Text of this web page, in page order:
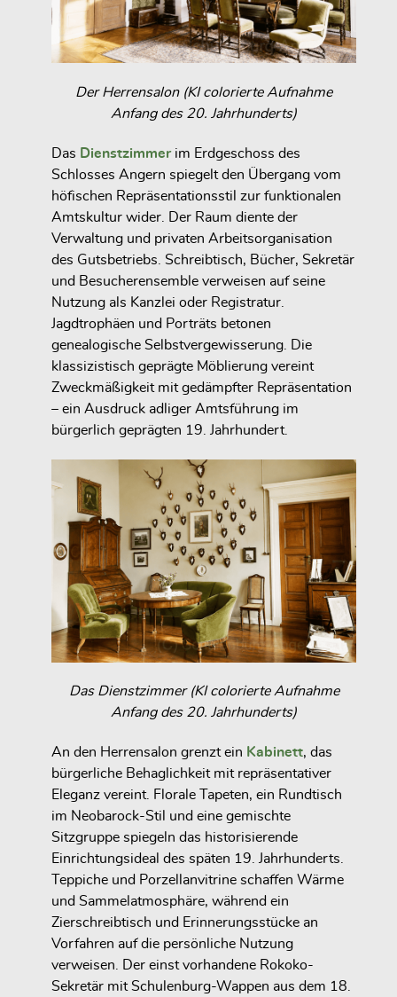
Der Herrensalon (KI colorierte Aufnahme
Anfang des 20. Jahrhunderts)
Das Dienstzimmerim Erdgeschoss des
Schlosses Angern spiegelt den Übergang vom
höfischen Repräsentationsstil zur funktionalen
Amtskultur wider. Der Raum diente der
Verwaltung und privaten Arbeitsorganisation
des Gutsbetriebs. Schreibtisch, Bücher, Sekretär
und Besucherensemble verweisen auf seine
Nutzung als Kanzlei oder Registratur.
Jagdtrophäen und Porträts betonen
genealogische Selbstvergewisserung. Die
klassizistisch geprägte Möblierung vereint
Zweckmäßigkeit mit gedämpfter Repräsentation
– ein Ausdruck adliger Amtsführung im
bürgerlich geprägten 19. Jahrhundert.
Das Dienstzimmer (KI colorierte Aufnahme
Anfang des 20. Jahrhunderts)
An den Herrensalon grenzt ein Kabinett, das
bürgerliche Behaglichkeit mit repräsentativer
Eleganz vereint. Florale Tapeten, ein Rundtisch
im Neobarock-Stil und eine gemischte
Sitzgruppe spiegeln das historisierende
Einrichtungsideal des späten 19. Jahrhunderts.
Teppiche und Porzellanvitrine schaffen Wärme
und Sammelatmosphäre, während ein
Zierschreibtisch und Erinnerungsstücke an
Vorfahren auf die persönliche Nutzung
verweisen. Der einst vorhandene Rokoko-
Sekretär mit Schulenburg-Wappen aus dem 18.